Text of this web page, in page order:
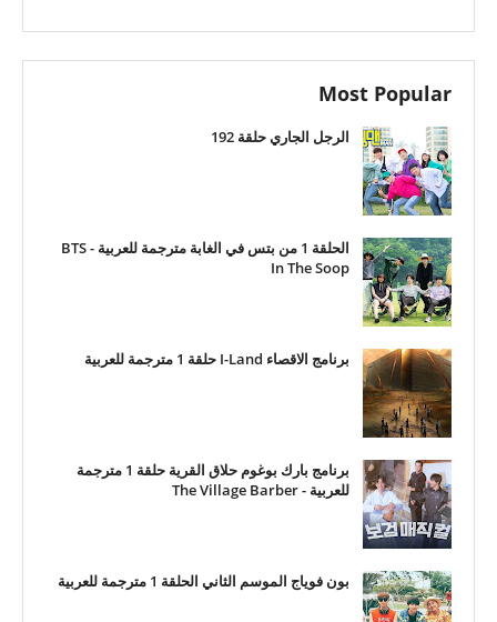
Most Popular
الرجل الجاري حلقة 192
الحلقة 1 من بتس في الغابة مترجمة للعربية - BTS
In The Soop
برنامج الاقصاء I-Land حلقة 1 مترجمة للعربية
برنامج بارك بوغوم حلاق القرية حلقة 1 مترجمة
للعربية - The Village Barber
بون فوياج الموسم الثاني الحلقة 1 مترجمة للعربية